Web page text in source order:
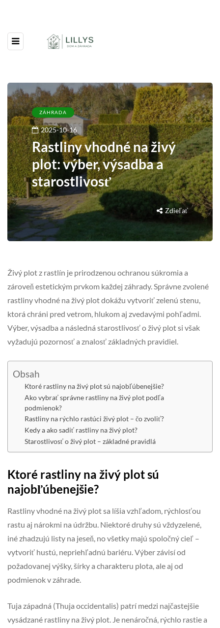
ZÁHRADA
2025-10-16
Rastliny vhodné na živý
plot: výber, výsadba a
starostlivosť
Zdieľať
Živý plot z rastlín je prirodzenou ochranou súkromia a
zároveň estetickým prvkom každej záhrady. Správne zvolené
rastliny vhodné na živý plot dokážu vytvoriť zelenú stenu,
ktorá chráni pred vetrom, hlukom aj zvedavými pohľadmi.
Výber, výsadba a následná starostlivosť o živý plot si však
vyžadujú pozornosť a znalosť základných pravidiel.
Obsah
Ktoré rastliny na živý plot sú najobľúbenejšie?
Ako vybrať správne rastliny na živý plot podľa
podmienok?
Rastliny na rýchlo rastúci živý plot – čo zvoliť?
Kedy a ako sadiť rastliny na živý plot?
Starostlivosť o živý plot – základné pravidlá
Ktoré rastliny na živý plot sú
najobľúbenejšie?
Rastliny vhodné na živý plot sa líšia vzhľadom, rýchlosťou
rastu aj nárokmi na údržbu. Niektoré druhy sú vždyzelené,
iné zhadzujú listy na jeseň, no všetky majú spoločný cieľ –
vytvoriť hustú, nepriehľadnú bariéru. Výber závisí od
požadovanej výšky, šírky a charakteru plota, ale aj od
podmienok v záhrade.
Tuja západná (Thuja occidentalis) patrí medzi najčastejšie
vysádzané rastliny na živý plot. Je nenáročná, rýchlo rastie a